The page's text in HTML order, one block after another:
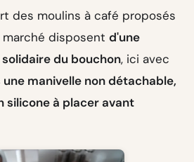
des moulins à café proposés
disposent d'une
du bouchon, ici avec
manivelle non détachable,
silicone à placer avant